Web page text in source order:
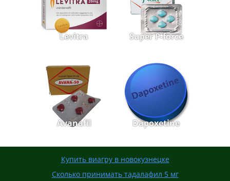
Levitra Super P-force
Avanafil Dapoxetine
Купить виагру в новокузнецке
Сколько принимать тадалафил 5 мг